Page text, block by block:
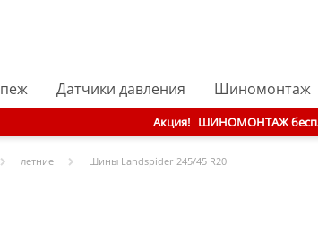
Датчики давления Шиномонтаж
Акция! ШИНОМОНТАЖ
летние Шины Landspider 245/45 R20